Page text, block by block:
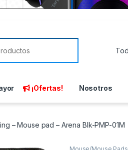
¡Ofertas! Nosotros
– Mouse pad – Arena Blk-PMP-01M